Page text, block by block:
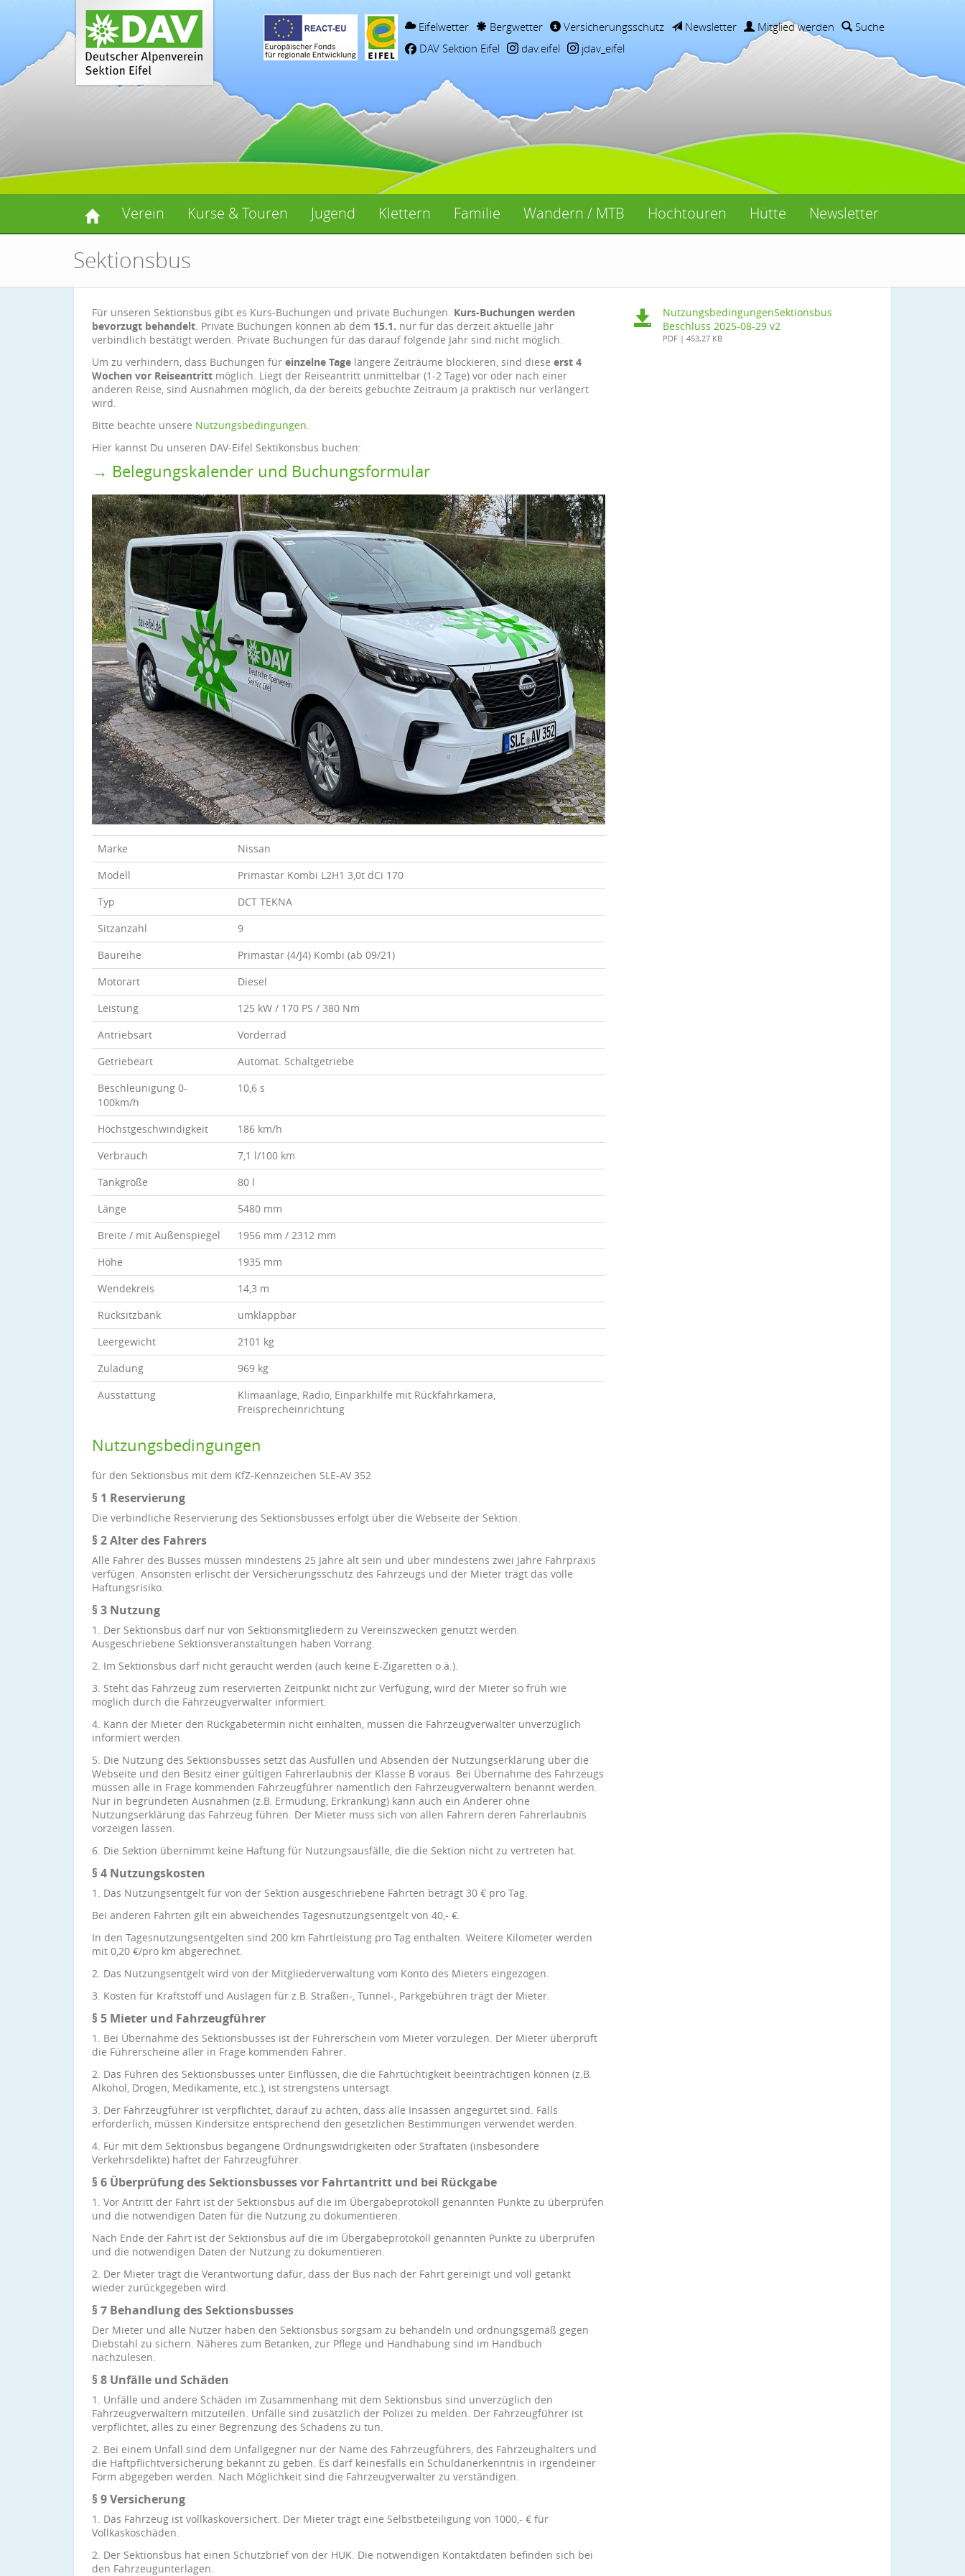
Eifelwetter Bergwetter Versicherungsschutz Newsletter Mitglied werden
Suche
DAV Sektion Eifel
dav.eifel jdav_eifel
Verein Kurse & Touren Jugend Klettern Familie Wandern / MTB Hochtouren Hütte Newsletter
Sektionsbus
Für unseren Sektionsbus gibt es Kurs-Buchungen und private Buchungen. Kurs-Buchungen werden
bevorzugt behandelt. Private Buchungen können ab dem 15.1. nur für das derzeit aktuelle Jahr
verbindlich bestätigt werden. Private Buchungen für das darauf folgende Jahr sind nicht möglich.
Um zu verhindern, dass Buchungen für einzelne Tage längere Zeiträume blockieren, sind diese erst 4
Wochen vor Reiseantritt möglich. Liegt der Reiseantritt unmittelbar (1-2 Tage) vor oder nach einer
anderen Reise, sind Ausnahmen möglich, da der bereits gebuchte Zeitraum ja praktisch nur verlängert
wird.
Bitte beachte unsere Nutzungsbedingungen.
Hier kannst Du unseren DAV-Eifel Sektikonsbus buchen:
→ Belegungskalender und Buchungsformular
Marke
Nissan
Modell
Primastar Kombi L2H1 3,0t dCi 170
Typ
DCT TEKNA
Sitzanzahl
9
Baureihe
Primastar (4/J4) Kombi (ab 09/21)
Motorart
Diesel
Leistung
125 kW / 170 PS / 380 Nm
Antriebsart
Vorderrad
Getriebeart
Automat. Schaltgetriebe
Beschleunigung 0-
100km/h
10,6 s
Höchstgeschwindigkeit
186 km/h
Verbrauch
7,1 l/100 km
Tankgröße
80 l
Länge
5480 mm
Breite / mit Außenspiegel
1956 mm / 2312 mm
Höhe
1935 mm
Wendekreis
14,3 m
Rücksitzbank
umklappbar
Leergewicht
2101 kg
Zuladung
969 kg
Ausstattung
Klimaanlage, Radio, Einparkhilfe mit Rückfahrkamera,
Freisprecheinrichtung
Nutzungsbedingungen
für den Sektionsbus mit dem KfZ-Kennzeichen SLE-AV 352
§ 1 Reservierung
Die verbindliche Reservierung des Sektionsbusses erfolgt über die Webseite der Sektion.
§ 2 Alter des Fahrers
Alle Fahrer des Busses müssen mindestens 25 Jahre alt sein und über mindestens zwei Jahre Fahrpraxis
verfügen. Ansonsten erlischt der Versicherungsschutz des Fahrzeugs und der Mieter trägt das volle
Haftungsrisiko.
§ 3 Nutzung
1. Der Sektionsbus darf nur von Sektionsmitgliedern zu Vereinszwecken genutzt werden.
Ausgeschriebene Sektionsveranstaltungen haben Vorrang.
2. Im Sektionsbus darf nicht geraucht werden (auch keine E-Zigaretten o.ä.).
3. Steht das Fahrzeug zum reservierten Zeitpunkt nicht zur Verfügung, wird der Mieter so früh wie
möglich durch die Fahrzeugverwalter informiert.
4. Kann der Mieter den Rückgabetermin nicht einhalten, müssen die Fahrzeugverwalter unverzüglich
informiert werden.
5. Die Nutzung des Sektionsbusses setzt das Ausfüllen und Absenden der Nutzungserklärung über die
Webseite und den Besitz einer gültigen Fahrerlaubnis der Klasse B voraus. Bei Übernahme des Fahrzeugs
müssen alle in Frage kommenden Fahrzeugführer namentlich den Fahrzeugverwaltern benannt werden.
Nur in begründeten Ausnahmen (z.B. Ermüdung, Erkrankung) kann auch ein Anderer ohne
Nutzungserklärung das Fahrzeug führen. Der Mieter muss sich von allen Fahrern deren Fahrerlaubnis
vorzeigen lassen.
6. Die Sektion übernimmt keine Haftung für Nutzungsausfälle, die die Sektion nicht zu vertreten hat.
§ 4 Nutzungskosten
1. Das Nutzungsentgelt für von der Sektion ausgeschriebene Fahrten beträgt 30 € pro Tag.
Bei anderen Fahrten gilt ein abweichendes Tagesnutzungsentgelt von 40,- €.
In den Tagesnutzungsentgelten sind 200 km Fahrtleistung pro Tag enthalten. Weitere Kilometer werden
mit 0,20 €/pro km abgerechnet.
2. Das Nutzungsentgelt wird von der Mitgliederverwaltung vom Konto des Mieters eingezogen.
3. Kosten für Kraftstoff und Auslagen für z.B. Straßen-, Tunnel-, Parkgebühren trägt der Mieter.
§ 5 Mieter und Fahrzeugführer
1. Bei Übernahme des Sektionsbusses ist der Führerschein vom Mieter vorzulegen. Der Mieter überprüft
die Führerscheine aller in Frage kommenden Fahrer.
2. Das Führen des Sektionsbusses unter Einflüssen, die die Fahrtüchtigkeit beeinträchtigen können (z.B.
Alkohol, Drogen, Medikamente, etc.), ist strengstens untersagt.
3. Der Fahrzeugführer ist verpflichtet, darauf zu achten, dass alle Insassen angegurtet sind. Falls
erforderlich, müssen Kindersitze entsprechend den gesetzlichen Bestimmungen verwendet werden.
4. Für mit dem Sektionsbus begangene Ordnungswidrigkeiten oder Straftaten (insbesondere
Verkehrsdelikte) haftet der Fahrzeugführer.
§ 6 Überprüfung des Sektionsbusses vor Fahrtantritt und bei Rückgabe
1. Vor Antritt der Fahrt ist der Sektionsbus auf die im Übergabeprotokoll genannten Punkte zu überprüfen
und die notwendigen Daten für die Nutzung zu dokumentieren.
Nach Ende der Fahrt ist der Sektionsbus auf die im Übergabeprotokoll genannten Punkte zu überprüfen
und die notwendigen Daten der Nutzung zu dokumentieren.
2. Der Mieter trägt die Verantwortung dafür, dass der Bus nach der Fahrt gereinigt und voll getankt
wieder zurückgegeben wird.
§ 7 Behandlung des Sektionsbusses
Der Mieter und alle Nutzer haben den Sektionsbus sorgsam zu behandeln und ordnungsgemäß gegen
Diebstahl zu sichern. Näheres zum Betanken, zur Pflege und Handhabung sind im Handbuch
nachzulesen.
§ 8 Unfälle und Schäden
1. Unfälle und andere Schäden im Zusammenhang mit dem Sektionsbus sind unverzüglich den
Fahrzeugverwaltern mitzuteilen. Unfälle sind zusätzlich der Polizei zu melden. Der Fahrzeugführer ist
verpflichtet, alles zu einer Begrenzung des Schadens zu tun.
2. Bei einem Unfall sind dem Unfallgegner nur der Name des Fahrzeugführers, des Fahrzeughalters und
die Haftpflichtversicherung bekannt zu geben. Es darf keinesfalls ein Schuldanerkenntnis in irgendeiner
Form abgegeben werden. Nach Möglichkeit sind die Fahrzeugverwalter zu verständigen.
§ 9 Versicherung
1. Das Fahrzeug ist vollkaskoversichert. Der Mieter trägt eine Selbstbeteiligung von 1000,- € für
Vollkaskoschäden.
2. Der Sektionsbus hat einen Schutzbrief von der HUK. Die notwendigen Kontaktdaten befinden sich bei
den Fahrzeugunterlagen.
NutzungsbedingungenSektionsbus
Beschluss 2025-08-29 v2
PDF | 453,27 KB